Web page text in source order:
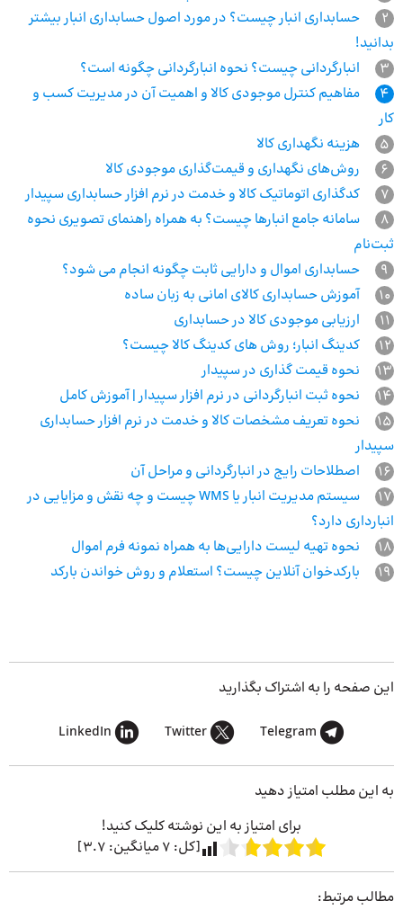
2
حسابداری انبار چیست؟ در مورد اصول حسابداری انبار بیشتر
بدانید!
3
انبارگردانی چیست؟ نحوه انبارگردانی چگونه است؟
4
مفاهیم کنترل موجودی کالا و اهمیت آن در مدیریت کسب و
کار
5
هزینه نگهداری کالا
6
روش‌های نگهداری و قیمت‌گذاری موجودی کالا
7
کدگذاری اتوماتیک کالا و خدمت در نرم افزار حسابداری سپیدار
8
سامانه جامع انبارها چیست؟ به همراه راهنمای تصویری نحوه
ثبت‌نام
9
حسابداری اموال و دارایی ثابت چگونه انجام می شود؟
10
آموزش حسابداری کالای امانی به زبان ساده
11
ارزیابی موجودی کالا در حسابداری
12
کدینگ انبار؛ روش های کدینگ کالا چیست؟
13
نحوه قیمت گذاری در سپیدار
14
نحوه ثبت انبارگردانی در نرم افزار سپیدار | آموزش کامل
15
نحوه تعریف مشخصات کالا و خدمت در نرم افزار حسابداری
سپیدار
16
اصطلاحات رایج در انبارگردانی و مراحل آن
17
سیستم مدیریت انبار یا WMS چیست و چه نقش و مزایایی در
انبارداری دارد؟
18
نحوه تهیه لیست دارایی‌ها به همراه نمونه فرم اموال
19
بارکدخوان آنلاین چیست؟ استعلام و روش خواندن بارکد
این صفحه را به اشتراک بگذارید
Telegram
Twitter
LinkedIn
به این مطلب امتیاز دهید
برای امتیاز به این نوشته کلیک کنید!
[کل: 7میانگین: 3.7
]
مطالب مرتبط: